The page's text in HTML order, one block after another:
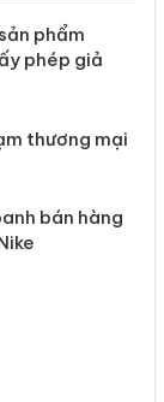
phẩm
phép giả
thương